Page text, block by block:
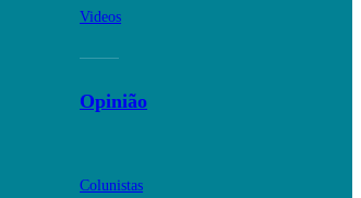
Videos
Opinião
Colunistas